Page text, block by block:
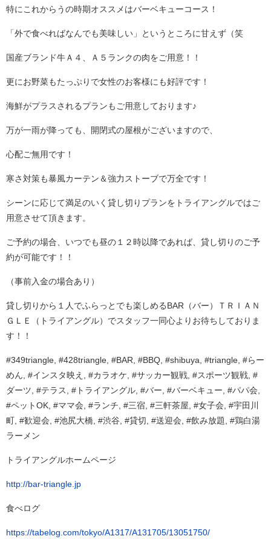
特にこれからうの時期オススメはバーベキューコース！
「外で食べればなんでも美味しい」というところに甘えず（笑
国産ブランド牛Ａ４、Ａ５ランクの肉をご用意！！
更にお野菜もたっぷりで女性のお客様にも好評です！
海鮮がプラスされるプランもご用意しております♪
万が一雨が降っても、開閉式の屋根がございますので、
心配ご無用です！
寒さ対策も暴風カーテン＆強力ストーブで万全です！
シーンに応じて満足のいく貸し切りプランをトライアングルではご
用意させて頂きます。
ご予約の場合、いつでも昼の１２時以降であれば、貸し切りのご予
約が可能です！！
（事前入金の場合あり）
貸し切りから１人でふらっとでも楽しめるBAR（バー）ＴＲＩＡＮ
ＧＬＥ（トライアングル）でスタッフ一同心よりお待ちしておりま
す！！
#349triangle, #428triangle, #BAR, #BBQ, #shibuya, #triangle, #らー
めん, #インスタ映え, #カラオケ, #サッカー観戦, #スポーツ観戦, #
ダーツ, #テラス, #トライアングル, #バー, #バーベキュー, #パパ会,
#ペットOK, #ママ会, #ランチ, #三宿, #三軒茶屋, #女子会, #宇田川
町, #歓迎会, #池尻大橋, #渋谷, #貸切, #送迎会, #飲み放題, #鶏白湯
ラーメン
トライアングルホームページ
http://bar-triangle.jp
食べログ
https://tabelog.com/tokyo/A1317/A131705/13051750/